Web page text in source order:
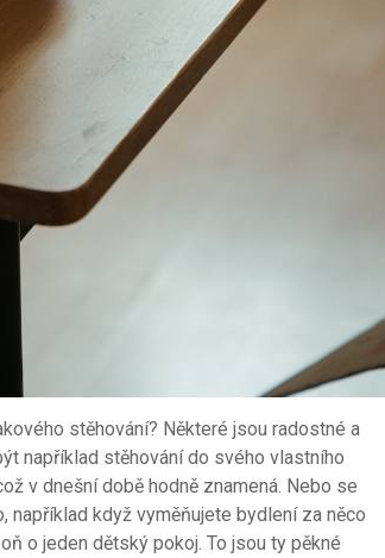
stěhování? Některé jsou radostné a
například stěhování do svého vlastního
v dnešní době hodně znamená. Nebo se
když vyměňujete bydlení za něco
o jeden dětský pokoj. To jsou ty pěkné